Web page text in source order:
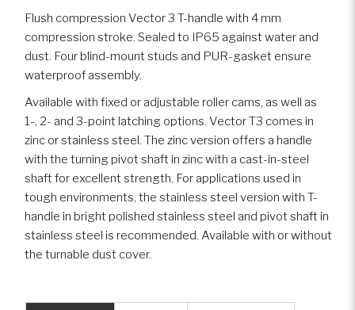
Eisenbahn
Campingfahrzeuge
Spezialfahrzeuge
Gepanzerte Fahrzeuge
Flush compression Vector 3 T-handle with 4 mm
compression stroke. Sealed to IP65 against water and
dust. Four blind-mount studs and PUR-gasket ensure
waterproof assembly.
Available with fixed or adjustable roller cams, as well as
1-, 2- and 3-point latching options. Vector T3 comes in
zinc or stainless steel. The zinc version offers a handle
with the turning pivot shaft in zinc with a cast-in-steel
shaft for excellent strength. For applications used in
tough environments, the stainless steel version with T-
handle in bright polished stainless steel and pivot shaft in
stainless steel is recommended. Available with or without
the turnable dust cover.